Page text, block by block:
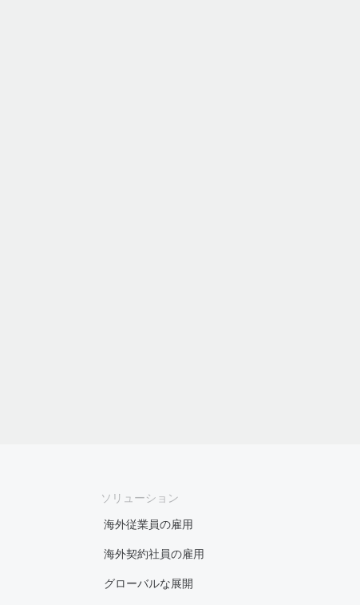
ソリューション
海外従業員の雇用
海外契約社員の雇用
グローバルな展開